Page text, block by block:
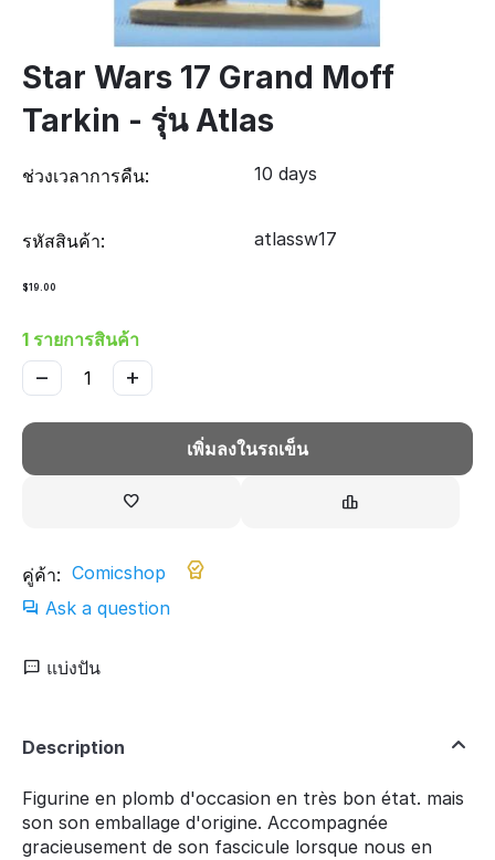
Star Wars 17 Grand Moff
Tarkin - รุ่น Atlas
ช่วงเวลาการคืน: 10 days
รหัสสินค้า: atlassw17
$19.00
1 รายการสินค้า
+
−
เพิ่มลงในรถเข็น
คู่ค้า: Comicshop
Ask a question
แบ่งปัน
Description
Figurine en plomb d'occasion en très bon état. mais
son son emballage d'origine. Accompagnée
gracieusement de son fascicule lorsque nous en